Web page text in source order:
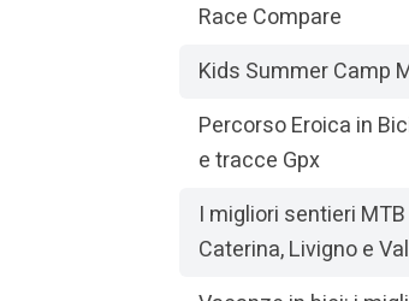
Race Compare
Kids Summer Camp
Percorso Eroica in
e tracce Gpx
I migliori sentieri
Caterina, Livigno e